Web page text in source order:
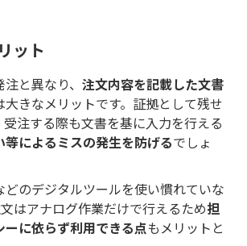
ット
と異なり、 注文内容を記載した文書
大きなメリットです。証拠として残せ
受注する際も文書を基に入力を行える
等によるミスの発生を防げるでしょ
どのデジタルツールを使い慣れていな
はアナログ作業だけで行えるため担
に依らず利用できる点もメリットと